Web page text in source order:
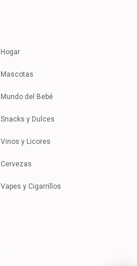
Hogar
Mascotas
Mundo del Bebé
Snacks y Dulces
Vinos y Licores
Cervezas
Vapes y Cigarrillos